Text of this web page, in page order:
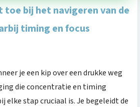
bij het navigeren van de
timing en focus
je een kip over een drukke weg
die concentratie en timing
elke stap cruciaal is. Je begeleidt de